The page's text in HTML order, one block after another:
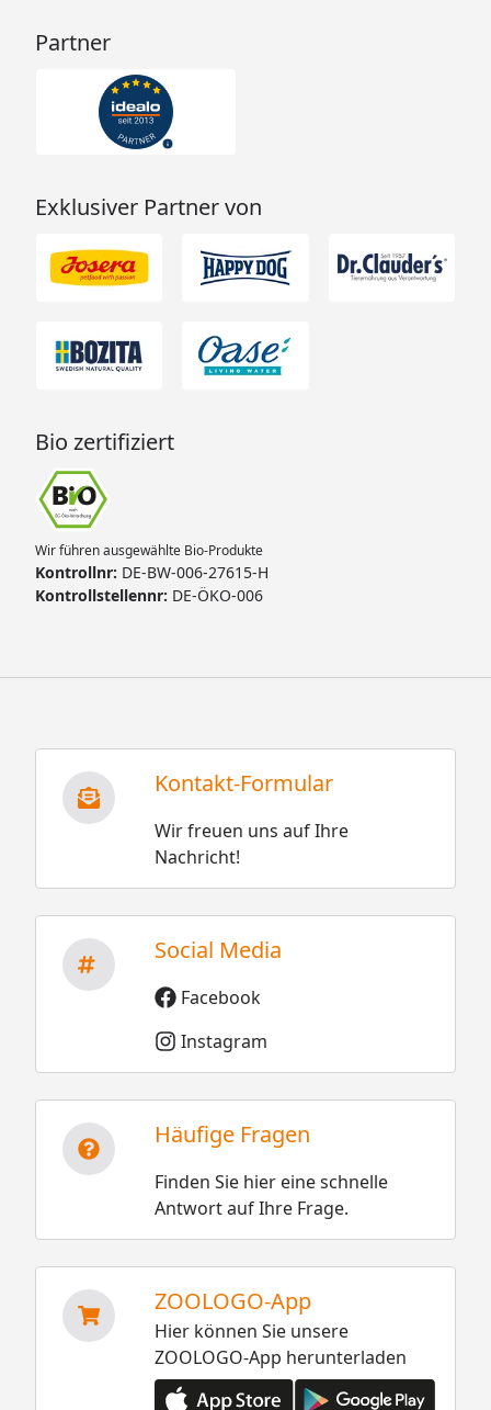
Partner
Exklusiver Partner von
Bio zertifiziert
Wir führen ausgewählte Bio-Produkte
Kontrollnr: DE-BW-006-27615-H
Kontrollstellennr: DE-ÖKO-006
Kontakt-Formular
Wir freuen uns auf Ihre
Nachricht!
Social Media
Facebook
Instagram
Häufige Fragen
Finden Sie hier eine schnelle
Antwort auf Ihre Frage.
ZOOLOGO-App
Hier können Sie unsere
ZOOLOGO-App herunterladen